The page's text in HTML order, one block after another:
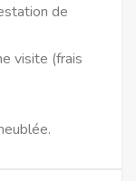
de
visite (frais